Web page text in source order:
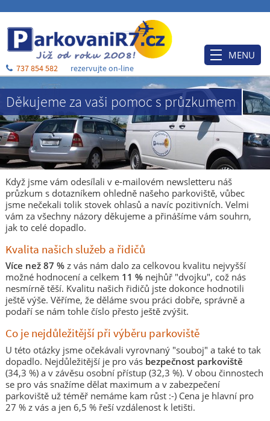
Děkujeme za vaši pomoc s průzkumem
Když jsme vám odesílali v e-mailovém newsletteru náš
průzkum s dotazníkem ohledně našeho parkoviště, vůbec
jsme nečekali tolik stovek ohlasů a navíc pozitivních. Velmi
vám za všechny názory děkujeme a přinášíme vám souhrn,
jak to celé dopadlo.
Kvalita našich služeb a řidičů
Více než 87 % z vás nám dalo za celkovou kvalitu nejvyšší
možné hodnocení a celkem 11 % nejhůř "dvojku", což nás
nesmírně těší. Kvalitu našich řidičů jste dokonce hodnotili
ještě výše. Věříme, že děláme svou práci dobře, správně a
podaří se nám tohle číslo přesto ještě zvýšit.
Co je nejdůležitější při výběru parkoviště
U této otázky jsme očekávali vyrovnaný "souboj" a také to tak
dopadlo. Nejdůležitější je pro vás bezpečnost parkoviště
(34,3 %) a v závěsu osobní přístup (32,3 %). V obou činnostech
se pro vás snažíme dělat maximum a v zabezpečení
parkoviště už téměř nemáme kam růst :-) Cena je hlavní pro
27 % z vás a jen 6,5 % řeší vzdálenost k letišti.
737 854 582 rezervujte on-line
MENU
Úvod
Ceník
Rezervace
Po příjezdu
Ubytování
O nás
Blog
Kontakt a mapa